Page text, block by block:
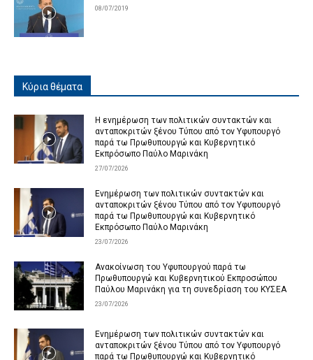
08/07/2019
Κύρια θέματα
Η ενημέρωση των πολιτικών συντακτών και
ανταποκριτών ξένου Τύπου από τον Υφυπουργό
παρά τω Πρωθυπουργώ και Κυβερνητικό
Εκπρόσωπο Παύλο Μαρινάκη
27/07/2026
Ενημέρωση των πολιτικών συντακτών και
ανταποκριτών ξένου Τύπου από τον Υφυπουργό
παρά τω Πρωθυπουργώ και Κυβερνητικό
Εκπρόσωπο Παύλο Μαρινάκη
23/07/2026
Ανακοίνωση του Υφυπουργού παρά τω
Πρωθυπουργώ και Κυβερνητικού Εκπροσώπου
Παύλου Μαρινάκη για τη συνεδρίαση του ΚΥΣΕΑ
23/07/2026
Ενημέρωση των πολιτικών συντακτών και
ανταποκριτών ξένου Τύπου από τον Υφυπουργό
παρά τω Πρωθυπουργώ και Κυβερνητικό